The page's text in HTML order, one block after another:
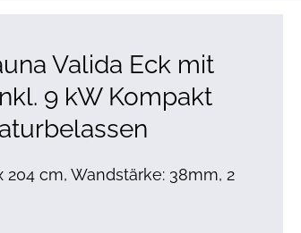
Valida Eck mit
9 kW Kompakt
204 cm, Wandstärke: 38mm, 2